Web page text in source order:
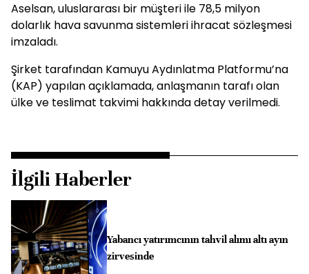
Aselsan, uluslararası bir müşteri ile 78,5 milyon
dolarlık hava savunma sistemleri ihracat sözleşmesi
imzaladı.
Şirket tarafından Kamuyu Aydınlatma Platformu’na
(KAP) yapılan açıklamada, anlaşmanın tarafı olan
ülke ve teslimat takvimi hakkında detay verilmedi.
İlgili Haberler
Yabancı yatırımcının tahvil alımı altı ayın
zirvesinde